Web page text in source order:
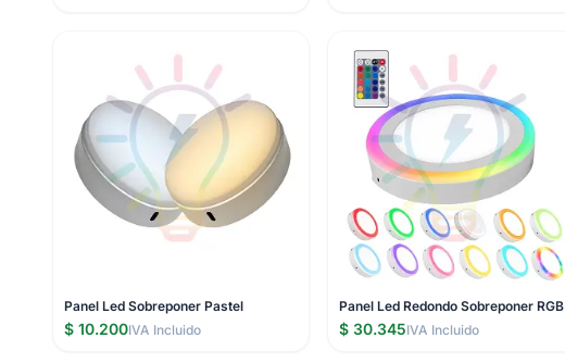
Panel Led Sobreponer Pastel
$ 10.200IVA Incluido
Panel Led Redondo Sobreponer RGB
$ 30.345IVA Incluido